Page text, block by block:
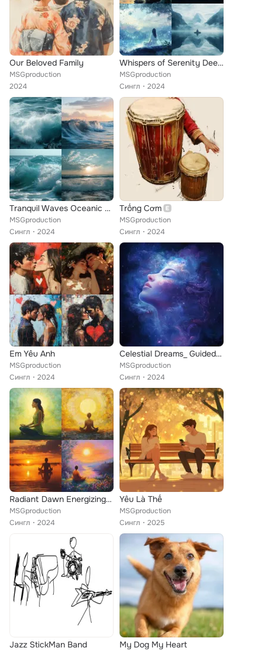
Our Beloved Family
MSGproduction
2024
Whispers of Serenity Deep Relaxation Journey
MSGproduction
Сингл
2024
Tranquil Waves Oceanic Meditation Soundscape
MSGproduction
Сингл
2024
Trống Cơm
MSGproduction
Сингл
2024
Em Yêu Anh
MSGproduction
Сингл
2024
Celestial Dreams_ Guided Sleep Meditation
MSGproduction
Сингл
2024
Radiant Dawn Energizing Morning Meditation
MSGproduction
Сингл
2024
Yêu Là Thế
MSGproduction
Сингл
2025
Jazz StickMan Band My Dog My Heart